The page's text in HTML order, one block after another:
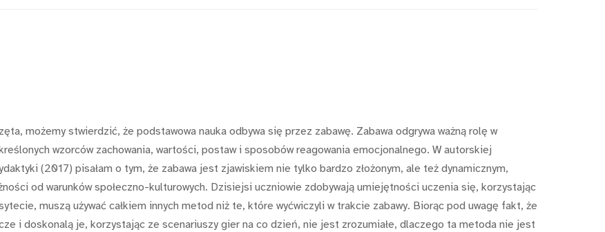
możemy stwierdzić, że podstawowa nauka odbywa się przez zabawę. Zabawa odgrywa ważną rolę w
wzorców zachowania, wartości, postaw i sposobów reagowania emocjonalnego. W autorskiej
(2017) pisałam o tym, że zabawa jest zjawiskiem nie tylko bardzo złożonym, ale też dynamicznym,
od warunków społeczno-kulturowych. Dzisiejsi uczniowie zdobywają umiejętności uczenia się, korzystając
muszą używać całkiem innych metod niż te, które wyćwiczyli w trakcie zabawy. Biorąc pod uwagę fakt, że
i doskonalą je, korzystając ze scenariuszy gier na co dzień, nie jest zrozumiałe, dlaczego ta metoda nie jest